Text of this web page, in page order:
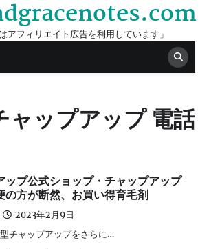
アフィリエイト広告を利用しています」
ャップアップ 電話
ップ公式ショップ・チャップアップ
の方が断然、お買い得育毛剤
2023年2月9日
チャップアップをさらに…